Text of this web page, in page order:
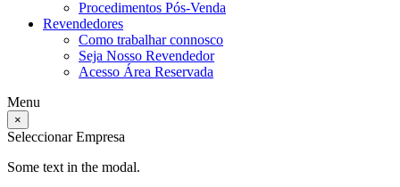
Procedimentos Pós-Venda
Revendedores
Como trabalhar connosco
Seja Nosso Revendedor
Acesso Área Reservada
Menu
×
Seleccionar Empresa
Some text in the modal.